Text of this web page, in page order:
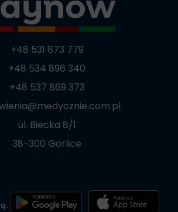
+48 531 873 779
+48 534 896 340
+48 537 869 373
ul. Biecka 8/1
38-300 Gorlice